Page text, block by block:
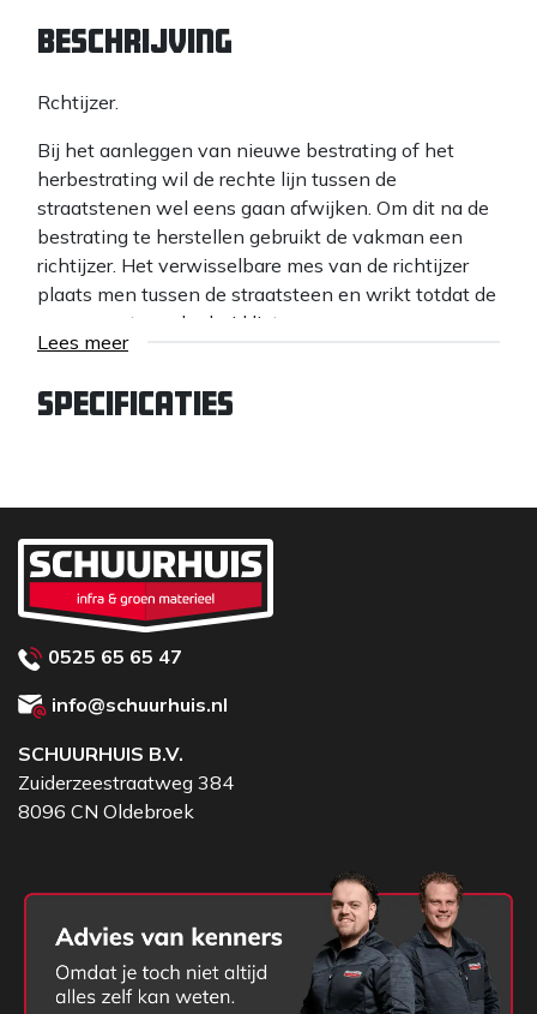
Beschrijving
Rchtijzer.
Bij het aanleggen van nieuwe bestrating of het
herbestrating wil de rechte lijn tussen de
straatstenen wel eens gaan afwijken. Om dit na de
bestrating te herstellen gebruikt de vakman een
richtijzer. Het verwisselbare mes van de richtijzer
plaats men tussen de straatsteen en wrikt totdat de
voeg naar tevredenheid ligt.
Lees meer
Specificaties
0525 65 65 47
info@schuurhuis.nl
SCHUURHUIS B.V.
Zuiderzeestraatweg 384
8096 CN Oldebroek